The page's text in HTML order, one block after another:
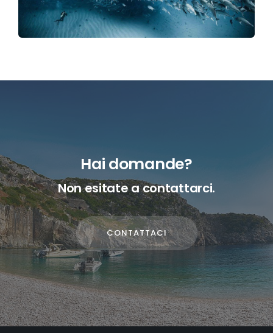
Hai domande?
Non esitate a contattarci.
CONTATTACI